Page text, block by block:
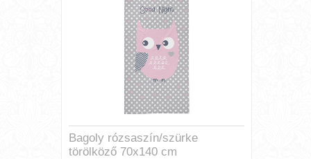
Bagoly rózsaszín/szürke
törölköző 70x140 cm